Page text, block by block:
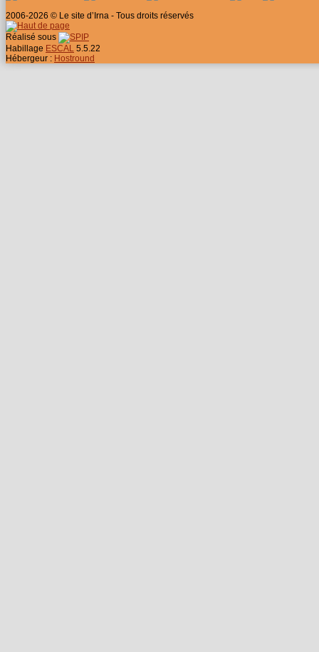
2006-2026 © Le site d’Irna - Tous droits réservés
Réalisé sous
Habillage ESCAL 5.5.22
Hébergeur : Hostround